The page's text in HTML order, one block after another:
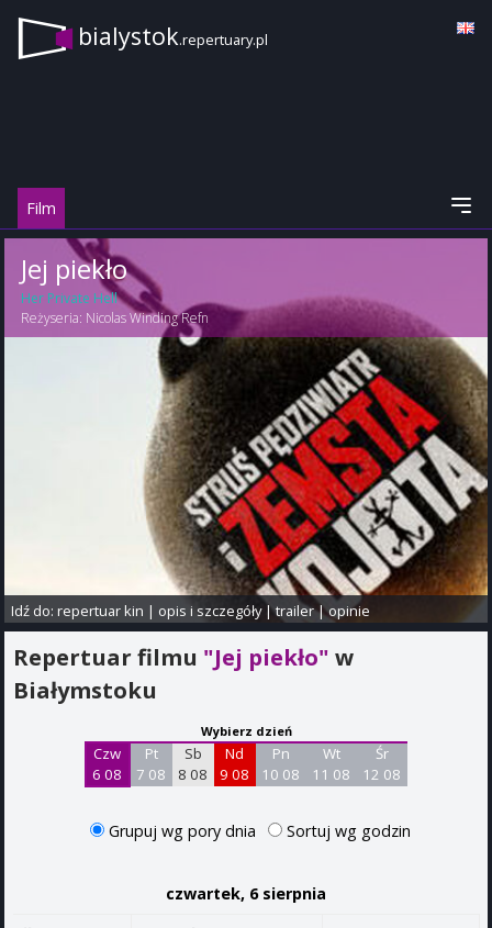
bialystok.repertuary.pl
Film
Jej piekło
Her Private Hell
Reżyseria: Nicolas Winding Refn
Idź do:repertuar kin | opis i szczegóły|trailer|opinie
Repertuar filmu "Jej piekło" w
Białymstoku
Wybierz dzień
Czw
6 08
Pt
7 08
Sb
8 08
Nd
9 08
Pn
10 08
Wt
11 08
Śr
12 08
Grupuj wg pory dnia Sortuj wg godzin
czwartek, 6 sierpnia